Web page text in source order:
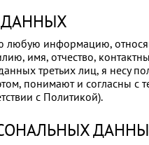
информацию,
имя, отчество,
третьих лиц, я несу
понимают и согласны
с Политикой).